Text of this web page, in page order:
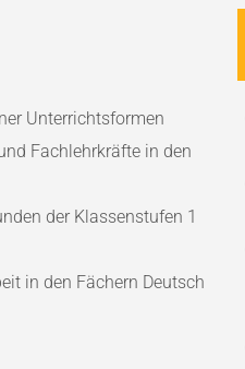
Unterrichtsformen
Fachlehrkräfte in den
der Klassenstufen 1
in den Fächern Deutsch